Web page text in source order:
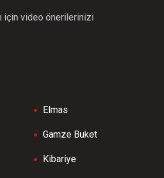
için video önerilerinizi
Elmas
Gamze Buket
Kibariye